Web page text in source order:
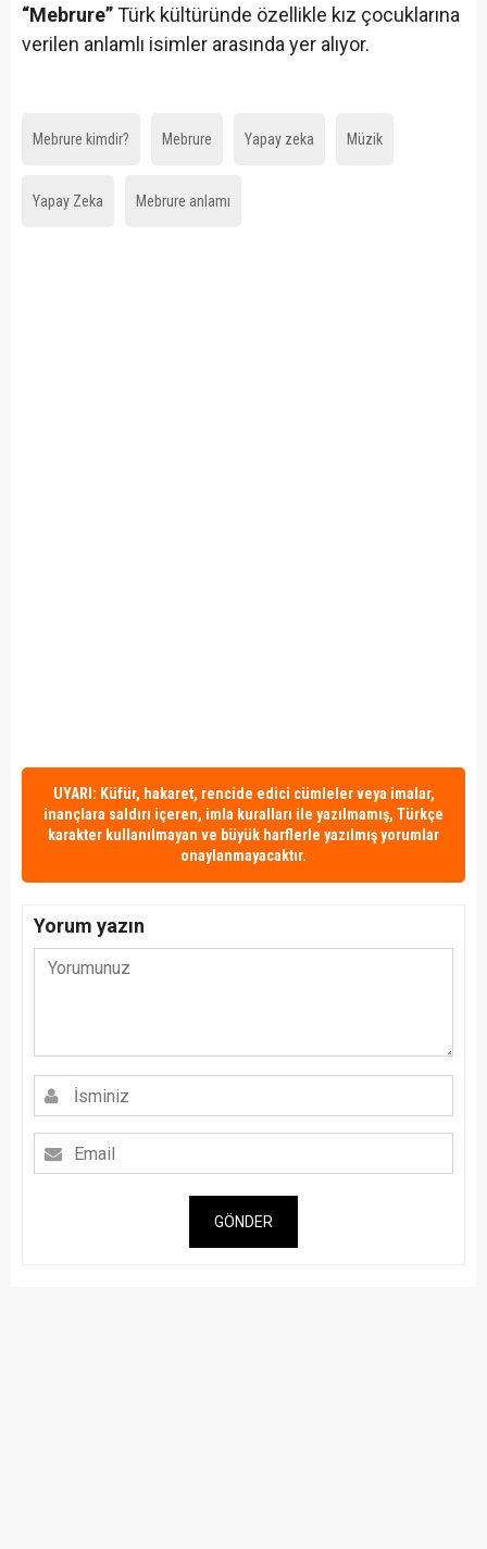
“Mebrure”Türk kültüründe özellikle kız çocuklarına
verilen anlamlı isimler arasında yer alıyor.
Mebrure kimdir? Mebrure Yapay zeka Müzik
Yapay Zeka Mebrure anlamı
UYARI: Küfür, hakaret, rencide edici cümleler veya imalar,
inançlara saldırı içeren, imla kuralları ile yazılmamış, Türkçe
karakter kullanılmayan ve büyük harflerle yazılmış yorumlar
onaylanmayacaktır.
Yorum yazın
GÖNDER